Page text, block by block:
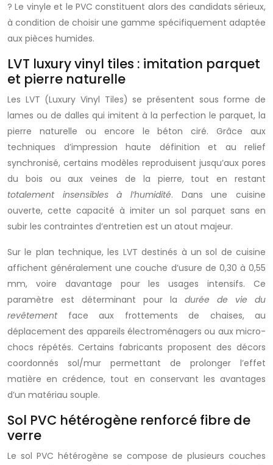
? Le vinyle et le PVC constituent alors des candidats sérieux,
à condition de choisir une gamme spécifiquement adaptée
aux pièces humides.
LVT luxury vinyl tiles : imitation parquet
et pierre naturelle
Les LVT (Luxury Vinyl Tiles) se présentent sous forme de
lames ou de dalles qui imitent à la perfection le parquet, la
pierre naturelle ou encore le béton ciré. Grâce aux
techniques d’impression haute définition et au relief
synchronisé, certains modèles reproduisent jusqu’aux pores
du bois ou aux veines de la pierre, tout en restant
totalement insensibles à l’humidité. Dans une cuisine
ouverte, cette capacité à imiter un sol parquet sans en
subir les contraintes d’entretien est un atout majeur.
Sur le plan technique, les LVT destinés à un sol de cuisine
affichent généralement une couche d’usure de 0,30 à 0,55
mm, voire davantage pour les usages intensifs. Ce
paramètre est déterminant pour la durée de vie du
revêtementface aux frottements de chaises, au
déplacement des appareils électroménagers ou aux micro-
chocs répétés. Certains fabricants proposent des décors
coordonnés sol/mur permettant de prolonger l’effet
matière en crédence, tout en conservant les avantages
d’un matériau souple.
Sol PVC hétérogène renforcé fibre de
verre
Le sol PVC hétérogène se compose de plusieurs couches